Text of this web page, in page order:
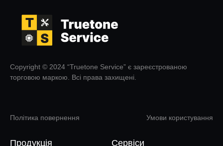
Copyright © 2024 “Truetone Service” є зареєстрованою
торговою маркою. Всі права захищені.
Політика повернення Умови користування
Продукція Сервіси